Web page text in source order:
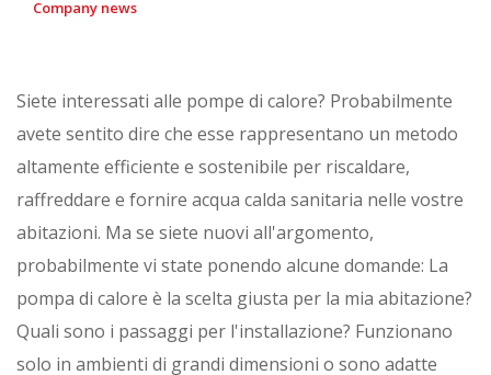
Company news
Siete interessati alle pompe di calore? Probabilmente
avete sentito dire che esse rappresentano un metodo
altamente efficiente e sostenibile per riscaldare,
raffreddare e fornire acqua calda sanitaria nelle vostre
abitazioni. Ma se siete nuovi all'argomento,
probabilmente vi state ponendo alcune domande: La
pompa di calore è la scelta giusta per la mia abitazione?
Quali sono i passaggi per l'installazione? Funzionano
solo in ambienti di grandi dimensioni o sono adatte